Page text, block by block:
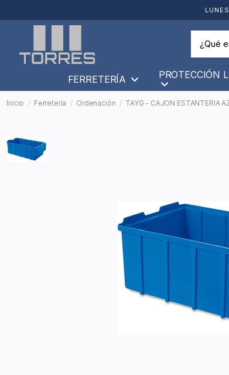
FERRETERÍA PROTECCIÓN
Inicio Ferretería Ordenación TAYG - CAJON ESTANTERIA